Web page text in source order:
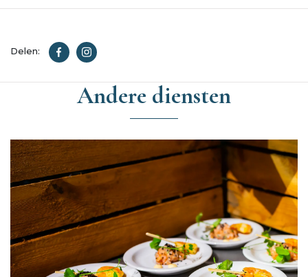
Delen:
Andere diensten